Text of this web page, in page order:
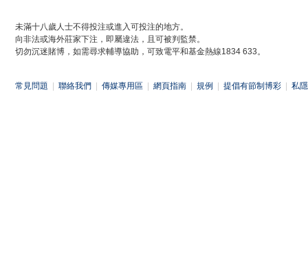
未滿十八歲人士不得投注或進入可投注的地方。
向非法或海外莊家下注，即屬違法，且可被判監禁。
切勿沉迷賭博，如需尋求輔導協助，可致電平和基金熱線1834 633。
常見問題 聯絡我們 傳媒專用區 網頁指南 規例 提倡有節制博彩 私